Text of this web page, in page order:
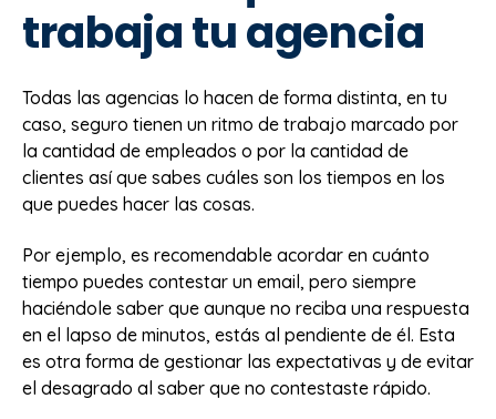
trabaja tu agencia
Todas las agencias lo hacen de forma distinta, en tu
caso, seguro tienen un ritmo de trabajo marcado por
la cantidad de empleados o por la cantidad de
clientes así que sabes cuáles son los tiempos en los
que puedes hacer las cosas.
Por ejemplo, es recomendable acordar en cuánto
tiempo puedes contestar un email, pero siempre
haciéndole saber que aunque no reciba una respuesta
en el lapso de minutos, estás al pendiente de él. Esta
es otra forma de gestionar las expectativas y de evitar
el desagrado al saber que no contestaste rápido.